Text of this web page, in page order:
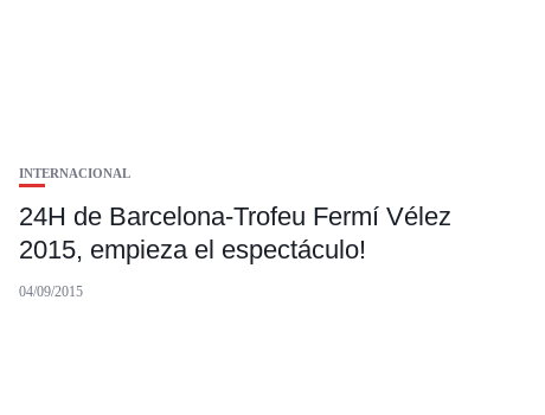
INTERNACIONAL
24H de Barcelona-Trofeu Fermí Vélez
2015, empieza el espectáculo!
04/09/2015